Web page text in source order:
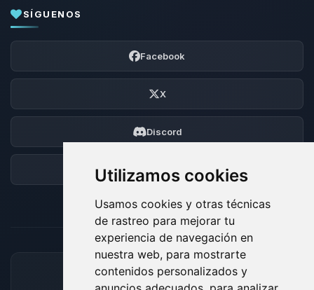
Utilizamos cookies
Usamos cookies y otras técnicas
de rastreo para mejorar tu
experiencia de navegación en
nuestra web, para mostrarte
contenidos personalizados y
SÍGUENOS
Facebook
X
Discord
Foro
MÉTODOS DE PAGO ACEPTADOS